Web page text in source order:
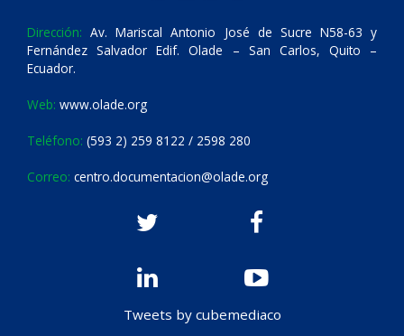
Dirección: Av. Mariscal Antonio José de Sucre N58-63 y
Fernández Salvador Edif. Olade – San Carlos, Quito –
Ecuador.
Web: www.olade.org
Teléfono: (593 2) 259 8122 / 2598 280
Correo: centro.documentacion@olade.org
Tweets by cubemediaco